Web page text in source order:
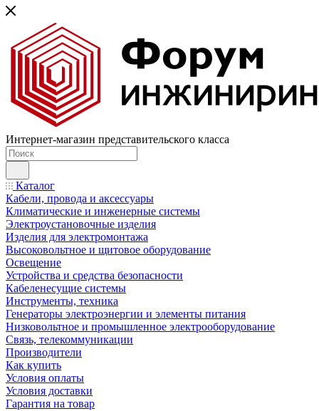
Интернет-магазин представительского класса
Каталог
Кабели, провода и аксессуары
Климатические и инженерные системы
Электроустановочные изделия
Изделия для электромонтажа
Высоковольтное и щитовое оборудование
Освещение
Устройства и средства безопасности
Кабеленесущие системы
Инструменты, техника
Генераторы электроэнергии и элементы питания
Низковольтное и промышленное электрооборудование
Связь, телекоммуникации
Производители
Как купить
Условия оплаты
Условия доставки
Гарантия на товар